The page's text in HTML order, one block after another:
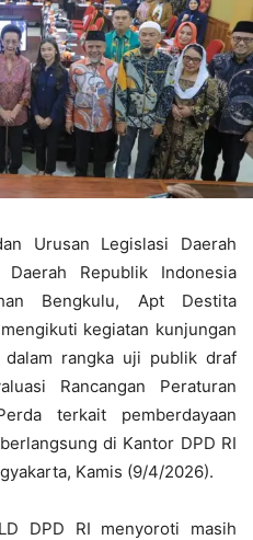
Urusan Legislasi Daerah
Daerah Republik Indonesia
Bengkulu, Apt Destita
kegiatan kunjungan
rangka uji publik draf
Rancangan Peraturan
terkait pemberdayaan
di Kantor DPD RI
Kamis (9/4/2026).
DPD RI menyoroti masih